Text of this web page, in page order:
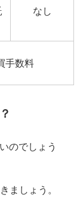
なし
手数料
のでしょう
ましょう。